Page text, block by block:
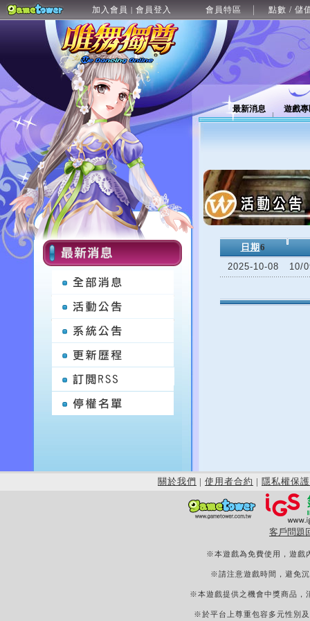
加入會員 | 會員登入 會員特區 點數 / 儲
最新消息 遊戲
日期 6
2025-10-08
10/
關於我們 | 使用者合約 | 隱私權保護
客戶問題
※本遊戲為免費使用，遊戲
※請注意遊戲時間，避免
※本遊戲提供之機會中獎商品，
※於平台上尊重包容多元性別